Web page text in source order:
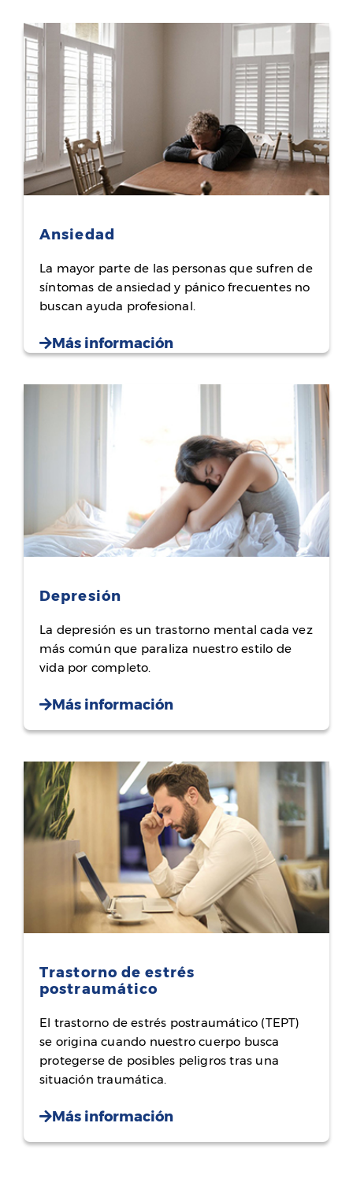
Ansiedad
La mayor parte de las personas que sufren de
síntomas de ansiedad y pánico frecuentes no
buscan ayuda profesional.
Más información
Depresión
La depresión es un trastorno mental cada vez
más común que paraliza nuestro estilo de
vida por completo.
Más información
Trastorno de estrés
postraumático
El trastorno de estrés postraumático (TEPT)
se origina cuando nuestro cuerpo busca
protegerse de posibles peligros tras una
situación traumática.
Más información